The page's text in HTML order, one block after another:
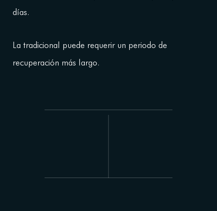
días.
La tradicional puede requerir un periodo de
recuperación más largo.